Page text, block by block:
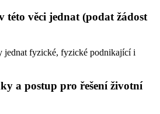
této věci jednat (podat žádost
jednat fyzické, fyzické podnikající i
a postup pro řešení životní